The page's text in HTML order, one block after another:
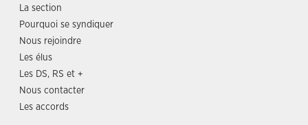
La section
Pourquoi se syndiquer
Nous rejoindre
Les élus
Les DS, RS et +
Nous contacter
Les accords